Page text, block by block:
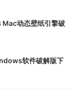
动态壁纸引擎破
软件破解版下